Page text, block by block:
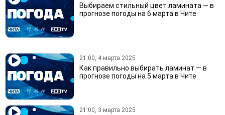
Выбираем стильный цвет ламината — в
прогнозе погоды на 6 марта в Чите
21:00, 4 марта 2025
Как правильно выбирать ламинат — в
прогнозе погоды на 5 марта в Чите
21:00, 3 марта 2025